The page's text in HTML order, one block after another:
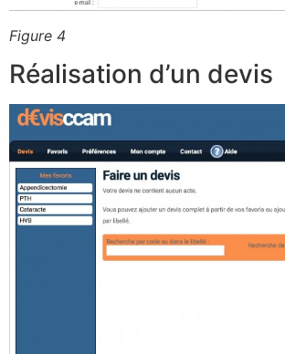
Figure 4
Réalisation d’un devis